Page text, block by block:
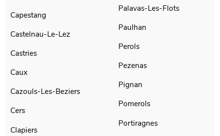
Capestang
Castelnau-Le-Lez
Castries
Caux
Cazouls-Les-Beziers
Cers
Clapiers
Palavas-Les-Flots
Paulhan
Perols
Pezenas
Pignan
Pomerols
Portiragnes